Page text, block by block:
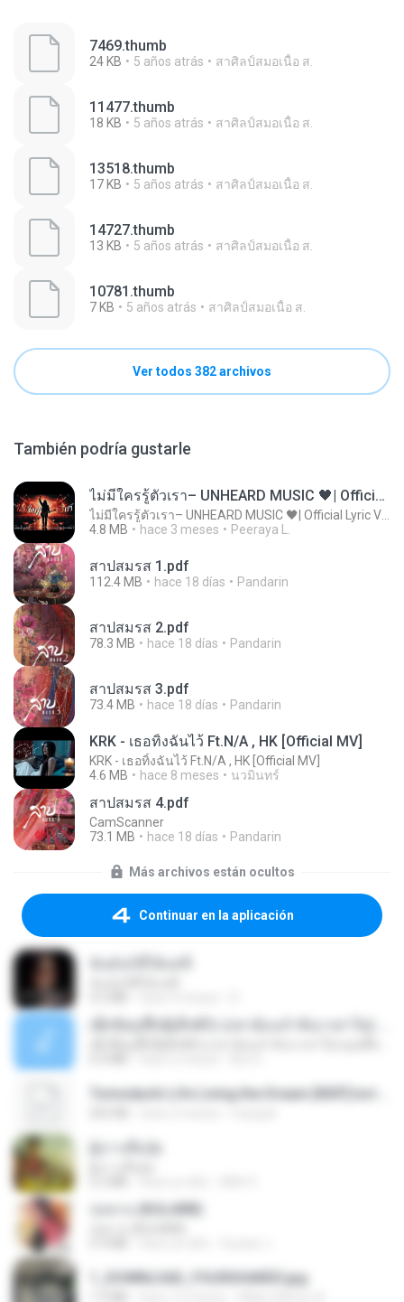
7469.thumb
24 KB 5 años atrás สาศิลป์สมอเนื้อ ส.
11477.thumb
18 KB 5 años atrás สาศิลป์สมอเนื้อ ส.
13518.thumb
17 KB 5 años atrás สาศิลป์สมอเนื้อ ส.
14727.thumb
13 KB 5 años atrás สาศิลป์สมอเนื้อ ส.
10781.thumb
7 KB 5 años atrás สาศิลป์สมอเนื้อ ส.
Ver todos 382 archivos
También podría gustarle
ไม่มีใครรู้ตัวเรา– UNHEARD MUSIC 🖤| Official Lyric Video | เพลงสู้ชีวิต
4.8 MB
hace 3 meses Peeraya L.
สาปสมรส 1.pdf
112.4 MB hace 18 días Pandarin
สาปสมรส 2.pdf
78.3 MB hace 18 días Pandarin
สาปสมรส 3.pdf
73.4 MB hace 18 días Pandarin
KRK - เธอทิ้งฉันไว้ Ft.N/A , HK [Official MV]
KRK - เธอทิ้งฉันไว้ Ft.N/A , HK [Official MV]
4.6 MB
hace 8 meses นวมินทร์
สาปสมรส 4.pdf
CamScanner
73.1 MB
hace 18 días Pandarin
Más archivos están ocultos
Continuar en la aplicación
กุหลาบ (KULARB)
1_DOWNLOAD_FOURSHARED.jpg